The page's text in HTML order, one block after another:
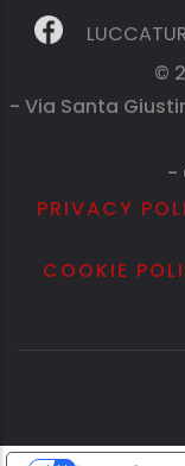
©
- Via Santa
-
PRIVACY
COOKIE